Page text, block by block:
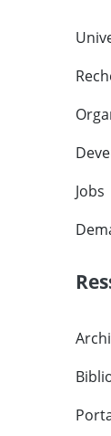
Jobs